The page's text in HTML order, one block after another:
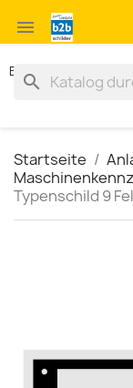

Exklusiv für
search
Startseite
Typenschild 9